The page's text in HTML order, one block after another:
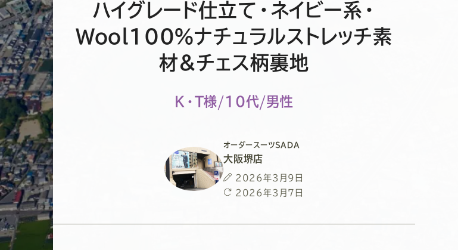
ハイグレード仕立て・ネイビー系・
Wool100％ナチュラルストレッチ素
材&チェス柄裏地
K・T様/10代/男性
オーダースーツSADA
大阪堺店
投
稿
2026年3月9日
最
更
2026年3月7日